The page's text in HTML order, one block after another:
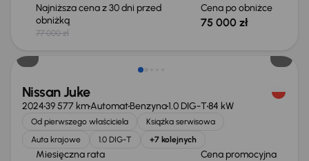
Najniższa cena z 30 dni przed
obniżką
77 000 zł
Cena po obniżce
75 000 zł
Taniej o 4 000 zł
Nissan Juke
202439 577 kmAutomatBenzyna1.0 DIG-T84 kW
Od pierwszego właściciela
Książka serwisowa
Auta krajowe
1.0 DIG-T +7 kolejnych
Miesięczna rata Cena promocyjna